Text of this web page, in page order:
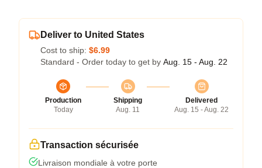
Deliver to United States
Cost to ship: $6.99
Standard - Order today to get by Aug. 15 - Aug. 22
Production
Today
Shipping
Aug. 11
Delivered
Aug. 15 - Aug. 22
Transaction sécurisée
Livraison mondiale à votre porte